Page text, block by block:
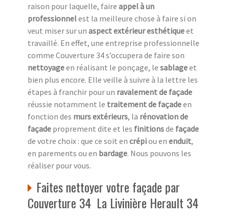
raison pour laquelle, faire appel à un
professionnelest la meilleure chose à faire si on
veut miser sur un aspect extérieur esthétiqueet
travaillé. En effet, une entreprise professionnelle
comme Couverture 34 s’occupera de faire son
nettoyageen réalisant le ponçage, le sablageet
bien plus encore. Elle veille à suivre à la lettre les
étapes à franchir pour un ravalement de façade
réussie notamment le traitement de façadeen
fonction des murs extérieurs, la rénovation de
façade proprement dite et les finitionsde façade
de votre choix : que ce soit en crépiou en enduit,
en parements ou en bardage. Nous pouvons les
réaliser pour vous.
Faites nettoyer votre façade par
Couverture 34 La Livinière Herault 34